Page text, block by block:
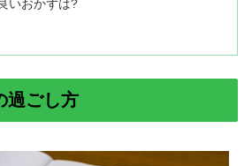
いおかずは?
過ごし方